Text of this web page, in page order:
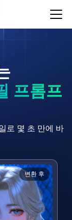
프롬프
로 몇 초 만에 바
변환 후